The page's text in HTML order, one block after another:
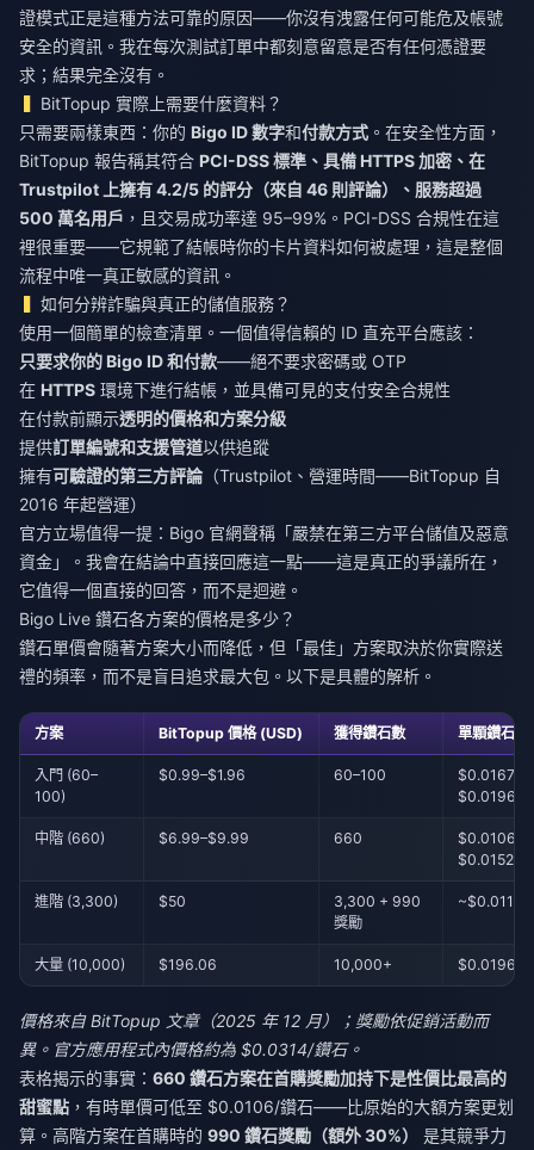
證模式正是這種方法可靠的原因——你沒有洩露任何可能危及帳號
安全的資訊。我在每次測試訂單中都刻意留意是否有任何憑證要
求；結果完全沒有。
BitTopup 實際上需要什麼資料？
只需要兩樣東西：你的 Bigo ID 數字和付款方式 。在安全性方面，
BitTopup 報告稱其符合 PCI-DSS 標準、具備 HTTPS 加密、在
Trustpilot 上擁有 4.2/5 的評分（來自 46 則評論）、服務超過
500 萬名用戶 ，且交易成功率達 95–99%。PCI-DSS 合規性在這
裡很重要——它規範了結帳時你的卡片資料如何被處理，這是整個
流程中唯一真正敏感的資訊。
如何分辨詐騙與真正的儲值服務？
使用一個簡單的檢查清單。一個值得信賴的 ID 直充平台應該：
只要求你的 Bigo ID 和付款——絕不要求密碼或 OTP
在 HTTPS 環境下進行結帳，並具備可見的支付安全合規性
在付款前顯示透明的價格和方案分級
提供訂單編號和支援管道以供追蹤
擁有可驗證的第三方評論 （Trustpilot、營運時間——BitTopup 自
2016 年起營運）
官方立場值得一提：Bigo 官網聲稱「嚴禁在第三方平台儲值及惡意
資金」。我會在結論中直接回應這一點——這是真正的爭議所在，
它值得一個直接的回答，而不是迴避。
Bigo Live 鑽石各方案的價格是多少？
鑽石單價會隨著方案大小而降低，但「最佳」方案取決於你實際送
禮的頻率，而不是盲目追求最大包。以下是具體的解析。
方案 BitTopup 價格 (USD) 獲得鑽石數 單顆鑽石成
入門 (60–
100)
$0.99–$1.96 60–100
$0.0167–
$0.0196
中階 (660) $6.99–$9.99 660
$0.0106–
$0.0152
進階 (3,300) $50
3,300 + 990
獎勵
~$0.0117
大量 (10,000) $196.06 10,000+ $0.0196
價格來自 BitTopup 文章（2025 年 12 月）；獎勵依促銷活動而
異。官方應用程式內價格約為 $0.0314/鑽石。
表格揭示的事實： 660 鑽石方案在首購獎勵加持下是性價比最高的
甜蜜點 ，有時單價可低至 $0.0106/鑽石——比原始的大額方案更划
算。高階方案在首購時的 990 鑽石獎勵（額外 30%） 是其競爭力